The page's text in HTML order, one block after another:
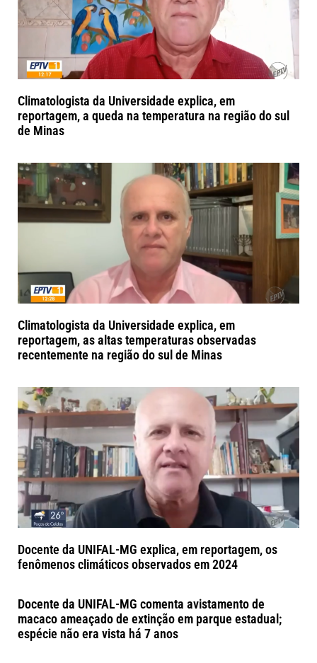
Climatologista da Universidade explica, em
reportagem, a queda na temperatura na região do sul
de Minas
Climatologista da Universidade explica, em
reportagem, as altas temperaturas observadas
recentemente na região do sul de Minas
Docente da UNIFAL-MG explica, em reportagem, os
fenômenos climáticos observados em 2024
Docente da UNIFAL-MG comenta avistamento de
macaco ameaçado de extinção em parque estadual;
espécie não era vista há 7 anos